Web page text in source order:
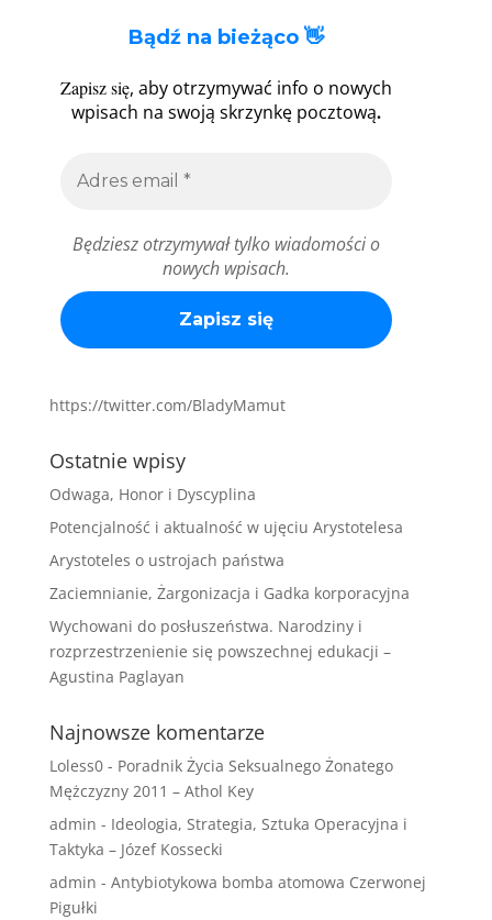
Bądź na bieżąco 👋
Zapisz się, aby otrzymywać info o nowych
wpisach na swoją skrzynkę pocztową.
Będziesz otrzymywał tylko wiadomości o
nowych wpisach.
https://twitter.com/BladyMamut
Ostatnie wpisy
Odwaga, Honor i Dyscyplina
Potencjalność i aktualność w ujęciu Arystotelesa
Arystoteles o ustrojach państwa
Zaciemnianie, Żargonizacja i Gadka korporacyjna
Wychowani do posłuszeństwa. Narodziny i
rozprzestrzenienie się powszechnej edukacji –
Agustina Paglayan
Najnowsze komentarze
Loless0- Poradnik Życia Seksualnego Żonatego
Mężczyzny 2011 – Athol Key
admin - Ideologia, Strategia, Sztuka Operacyjna i
Taktyka – Józef Kossecki
admin - Antybiotykowa bomba atomowa Czerwonej
Pigułki